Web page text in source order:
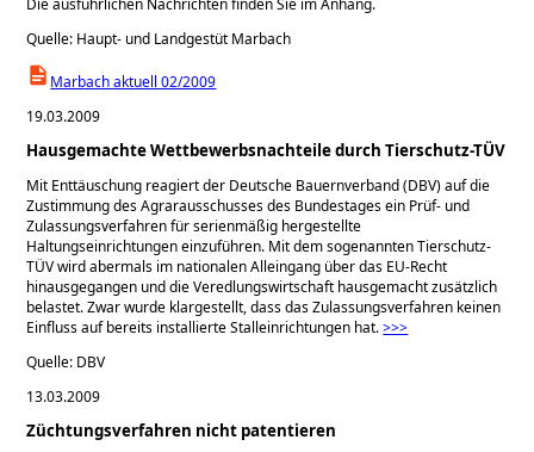
Quelle: Haupt- und Landgestüt Marbach
Marbach aktuell 02/2009
19.03.2009
Hausgemachte Wettbewerbsnachteile durch Tierschutz-TÜV
Mit Enttäuschung reagiert der Deutsche Bauernverband (DBV) auf die
Zustimmung des Agrarausschusses des Bundestages ein Prüf- und
Zulassungsverfahren für serienmäßig hergestellte
Haltungseinrichtungen einzuführen. Mit dem sogenannten Tierschutz-
TÜV wird abermals im nationalen Alleingang über das EU-Recht
hinausgegangen und die Veredlungswirtschaft hausgemacht zusätzlich
belastet. Zwar wurde klargestellt, dass das Zulassungsverfahren keinen
Einfluss auf bereits installierte Stalleinrichtungen hat.>>>
Quelle: DBV
13.03.2009
Züchtungsverfahren nicht patentieren